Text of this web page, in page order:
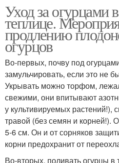
Уход за огурцами
теплице.
продлению
огурцов
Во-первых, почву под
замульчировать, если это не
Укрывать можно торфом,
свежими, они впитывают
у культивируемых растений!),
травой (без семян и корней!).
5-6 см. Он и от сорняков
корни предохранит от
Во-вторых, поливать огурцы в